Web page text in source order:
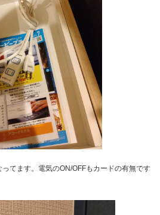
てます。電気のON/OFFもカードの有無です